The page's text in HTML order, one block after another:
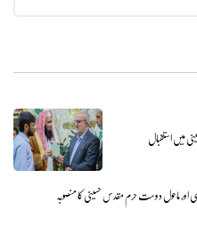
اور ماحول دوست حرم مقدس حسینی کا منصوبہ